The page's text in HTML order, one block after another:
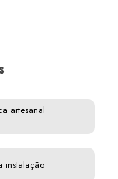
artesanal
instalação